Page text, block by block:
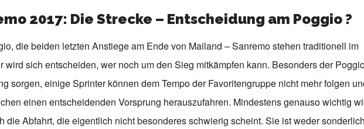
2017: Die Strecke – Entscheidung am Poggio ?
die beiden letzten Anstiege am Ende von Mailand – Sanremo stehen traditionell im
wird sich entscheiden, wer noch um den Sieg mitkämpfen kann. Besonders der
sorgen, einige Sprinter können dem Tempo der Favoritengruppe nicht mehr folgen
einen entscheidenden Vorsprung herauszufahren. Mindestens genauso wichtig
die Abfahrt, die eigentlich nicht besonderes schwierig scheint. Sie ist weder